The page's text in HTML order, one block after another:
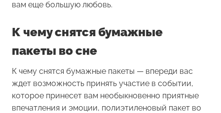
вам еще большую любовь.
К чему снятся бумажные
пакеты во сне
К чему снятся бумажные пакеты — впереди вас
ждет возможность принять участие в событии,
которое принесет вам необыкновенно приятные
впечатления и эмоции, полиэтиленовый пакет во